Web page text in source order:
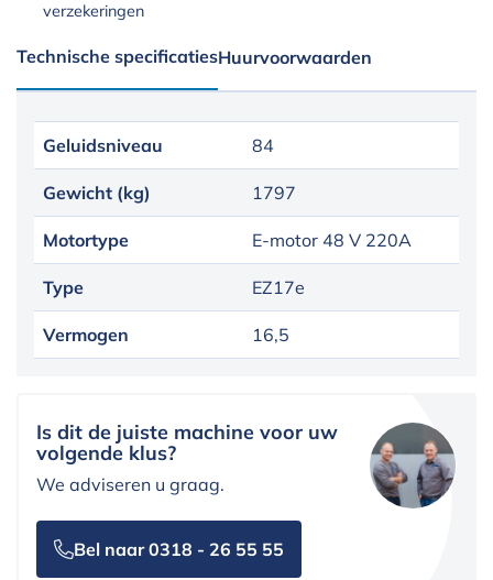
verzekeringen
Technische specificatiesHuurvoorwaarden
Geluidsniveau 84
Gewicht (kg) 1797
Motortype E-motor 48 V 220A
Type EZ17e
Vermogen 16,5
Is dit de juiste machine voor uw
volgende klus?
We adviseren u graag.
Bel naar 0318 - 26 55 55